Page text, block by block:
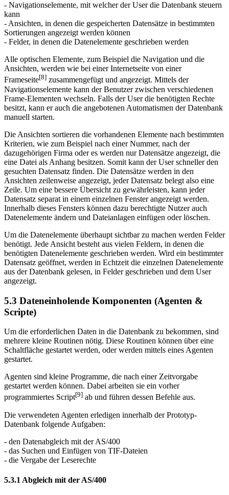
- Navigationselemente, mit welcher der User die Datenbank steuern
kann
- Ansichten, in denen die gespeicherten Datensätze in bestimmten
Sortierungen angezeigt werden können
- Felder, in denen die Datenelemente geschrieben werden
Alle optischen Elemente, zum Beispiel die Navigation und die
Ansichten, werden wie bei einer Internetseite von einer
Frameseite[8] zusammengefügt und angezeigt. Mittels der
Navigationselemente kann der Benutzer zwischen verschiedenen
Frame-Elementen wechseln. Falls der User die benötigten Rechte
besitzt, kann er auch die angebotenen Automatismen der Datenbank
manuell starten.
Die Ansichten sortieren die vorhandenen Elemente nach bestimmten
Kriterien, wie zum Beispiel nach einer Nummer, nach der
dazugehörigen Firma oder es werden nur Datensätze angezeigt, die
eine Datei als Anhang besitzen. Somit kann der User schneller den
gesuchten Datensatz finden. Die Datensätze werden in den
Ansichten zeilenweise angezeigt, jeder Datensatz belegt also eine
Zeile. Um eine bessere Übersicht zu gewährleisten, kann jeder
Datensatz separat in einem einzelnen Fenster angezeigt werden.
Innerhalb dieses Fensters können dazu berechtigte Nutzer auch
Datenelemente ändern und Dateianlagen einfügen oder löschen.
Um die Datenelemente überhaupt sichtbar zu machen werden Felder
benötigt. Jede Ansicht besteht aus vielen Feldern, in denen die
benötigten Datenelemente geschrieben werden. Wird ein bestimmter
Datensatz geöffnet, werden in Echtzeit die einzelnen Datenelemente
aus der Datenbank gelesen, in Felder geschrieben und dem User
angezeigt.
5.3 Dateneinholende Komponenten (Agenten &
Scripte)
Um die erforderlichen Daten in die Datenbank zu bekommen, sind
mehrere kleine Routinen nötig. Diese Routinen können über eine
Schaltfläche gestartet werden, oder werden mittels eines Agenten
gestartet.
Agenten sind kleine Programme, die nach einer Zeitvorgabe
gestartet werden können. Dabei arbeiten sie ein vorher
programmiertes Script[9] ab und führen dessen Befehle aus.
Die verwendeten Agenten erledigen innerhalb der Prototyp-
Datenbank folgende Aufgaben:
- den Datenabgleich mit der AS/400
- das Suchen und Einfügen von TIF-Dateien
- die Vergabe der Leserechte
5.3.1 Abgleich mit der AS/400